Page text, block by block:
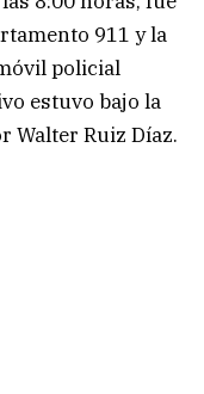
911 y la
policial
estuvo bajo la
Walter Ruiz Díaz.